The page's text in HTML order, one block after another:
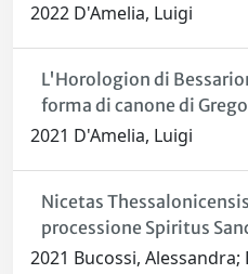
2022 D'Amelia, Luigi
L'Horologion di
forma di canone di
2021 D'Amelia, Luigi
Nicetas
processione Spiritus
2021 Bucossi, Alessandra;